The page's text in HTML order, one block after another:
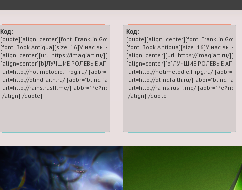
Код:
[quote][align=center][font=Franklin Gothic Medium][size=20][url=https://imagiart.ru/
[font=Book Antiqua][size=16]У нас вы научитесь делать первоклассную графику
[align=center][url=https://imagiart.ru/][img]https://forumstatic.ru/files/0019/f9/d4/
[align=center][b]ЛУЧШИЕ РОЛЕВЫЕ АПРЕЛЯ:[/b]
[url=http://notimetodie.f-rpg.ru/][abbr="NO TIME TO DIE"][img]https://i.imgur.com/
[url=http://blindfaith.ru/][abbr="blind faith"][img]https://i.imgur.com/YIc1GNm.png[/
[url=http://rains.rusff.me/][abbr="Рейнс: Новая империя"][img]https://i.imgur.com/
Код:
[quote][align=center][font=Franklin
[font=Book Antiqua][size=16]У нас вы
[align=center][url=https://imagiart.ru/
[align=center][b]ЛУЧШИЕ РОЛЕВЫЕ
[url=http://notimetodie.f-rpg.ru/
[url=http://blindfaith.ru/][abbr="blind
[url=http://rains.rusff.me/][abbr="Рейнс: